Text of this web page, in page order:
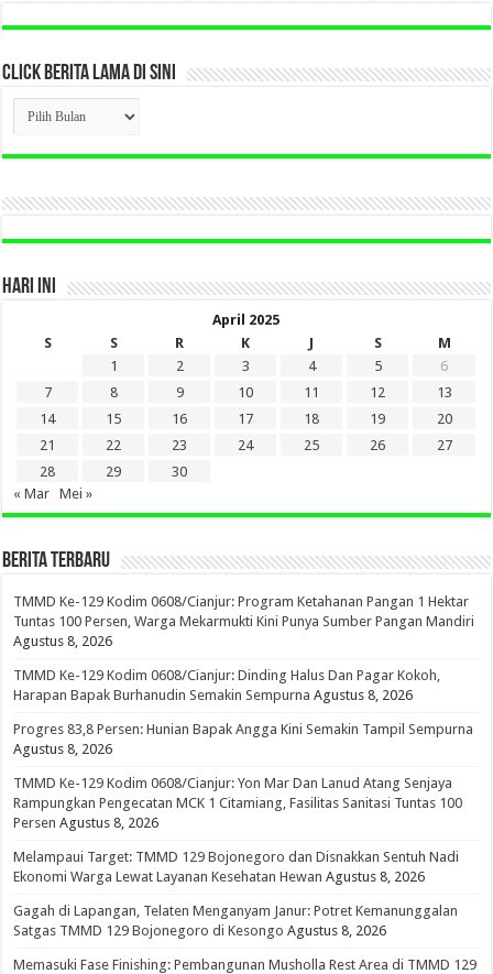
CLICK BERITA LAMA DI SINI
CLICK
BERITA
LAMA
DI
HARI INI
April 2025
S
S R K J S
M
1
2 3 4 5
6
7
8 9 10 11 12
13
14
15 16 17 18 19
20
21
22 23 24 25 26
27
28
29
30
« Mar
Mei »
BERITA TERBARU
TMMD Ke-129 Kodim 0608/Cianjur: Program Ketahanan Pangan 1 Hektar
Tuntas 100 Persen, Warga Mekarmukti Kini Punya Sumber Pangan Mandiri
Agustus 8, 2026
TMMD Ke-129 Kodim 0608/Cianjur: Dinding Halus Dan Pagar Kokoh,
Harapan Bapak Burhanudin Semakin Sempurna Agustus 8, 2026
Progres 83,8 Persen: Hunian Bapak Angga Kini Semakin Tampil Sempurna
Agustus 8, 2026
TMMD Ke-129 Kodim 0608/Cianjur: Yon Mar Dan Lanud Atang Senjaya
Rampungkan Pengecatan MCK 1 Citamiang, Fasilitas Sanitasi Tuntas 100
Persen Agustus 8, 2026
Melampaui Target: TMMD 129 Bojonegoro dan Disnakkan Sentuh Nadi
Ekonomi Warga Lewat Layanan Kesehatan Hewan Agustus 8, 2026
Gagah di Lapangan, Telaten Menganyam Janur: Potret Kemanunggalan
Satgas TMMD 129 Bojonegoro di Kesongo Agustus 8, 2026
Memasuki Fase Finishing: Pembangunan Musholla Rest Area di TMMD 129